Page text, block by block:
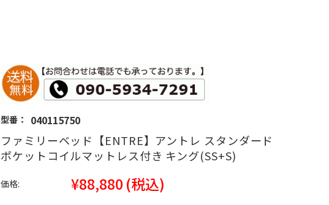
型番： 040115750
ファミリーベッド【ENTRE】アントレ スタンダード
ポケットコイルマットレス付き キング(SS+S)
価格: ¥88,880 (税込)